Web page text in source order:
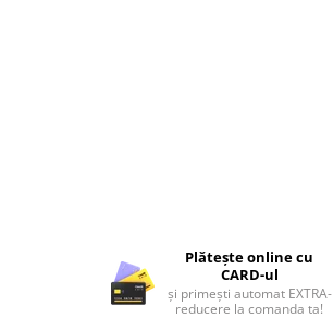
Cadouri ocazii speciale
Tricouri de craciun
Plătește online cu
CARD-ul
și primești automat EXTRA-
reducere la comanda ta!